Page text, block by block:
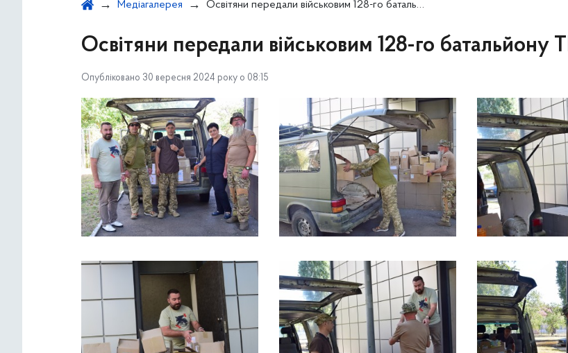
Медіагалерея Освітяни передали військовим 128-го батальйону ТРО гуманітарну допомогу
Освітяни передали військовим 128-го
Опубліковано 30 вересня 2024 року о 08:15